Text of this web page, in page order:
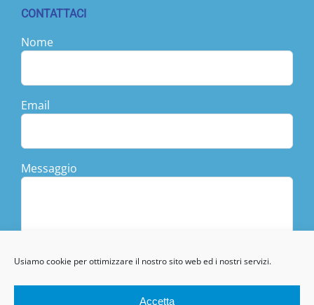
Usiamo cookie per ottimizzare il nostro sito web ed i nostri servizi.
Accetta
CONTATTACI
Nome
Email
Messaggio